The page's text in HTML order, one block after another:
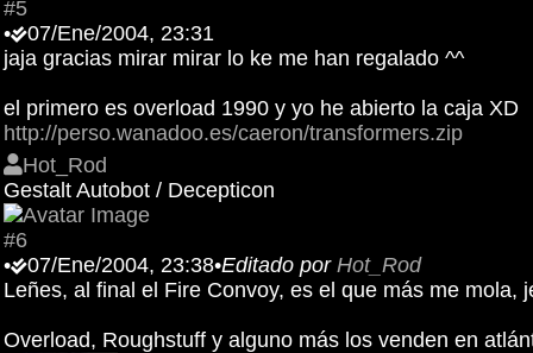
#5
•
07/Ene/2004, 23:31
jaja gracias mirar mirar lo ke me han regalado ^^
el primero es overload 1990 y yo he abierto la caja XD
http://perso.wanadoo.es/caeron/transformers.zip
Hot_Rod
Gestalt Autobot / Decepticon
#6
•
07/Ene/2004, 23:38•Editado por Hot_Rod
Leñes, al final el Fire Convoy, es el que más me mola,
Overload, Roughstuff y alguno más los venden en